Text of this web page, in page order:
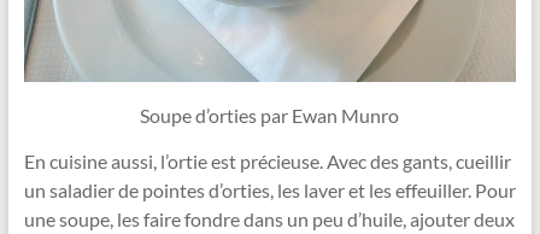
Soupe d’orties par Ewan Munro
En cuisine aussi, l’ortie est précieuse. Avec des gants, cueillir
un saladier de pointes d’orties, les laver et les effeuiller. Pour
une soupe, les faire fondre dans un peu d’huile, ajouter deux